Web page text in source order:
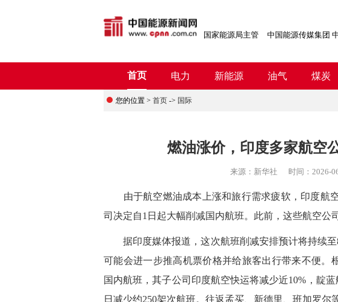
国家能源局主管 中国能源传媒集团
首页 电力 新能源 油气 煤炭
您的位置 > 首页 -> 国际
燃油涨价，印度多家航空
来源： 新华社 时间： 2026-
由于航空燃油成本上涨和旅行需求疲软，印度航
司决定自1日起大幅削减国内航班。此前，这些航空公
据印度媒体报道，这次航班削减安排预计将持续至
可能会进一步推高机票价格并给旅客出行带来不便。
国内航班，其子公司印度航空快运将减少近10%，靛
日减少约250架次航班。往返孟买、新德里、班加罗尔